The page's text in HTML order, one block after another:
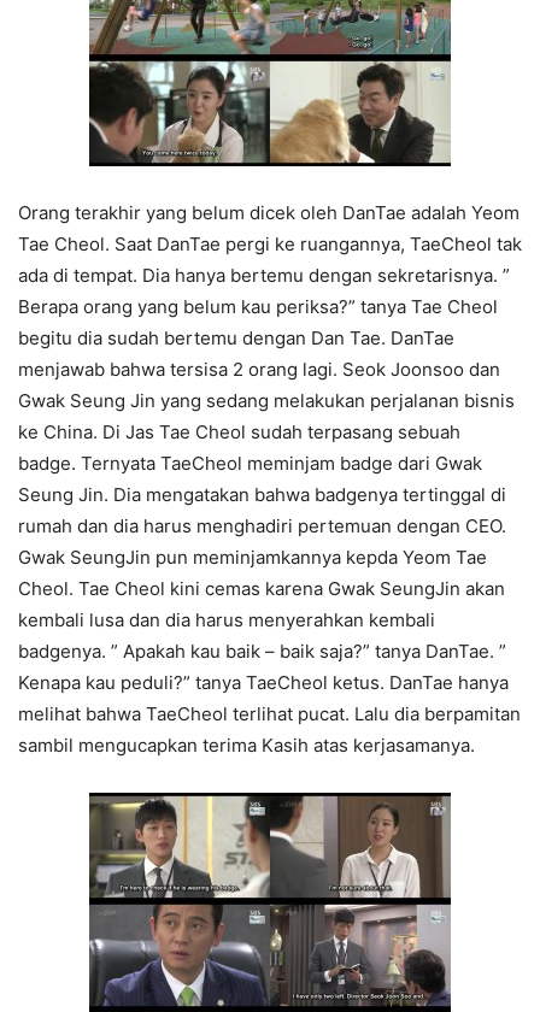
Orang terakhir yang belum dicek oleh DanTae adalah Yeom
Tae Cheol. Saat DanTae pergi ke ruangannya, TaeCheol tak
ada di tempat. Dia hanya bertemu dengan sekretarisnya. ”
Berapa orang yang belum kau periksa?” tanya Tae Cheol
begitu dia sudah bertemu dengan Dan Tae. DanTae
menjawab bahwa tersisa 2 orang lagi. Seok Joonsoo dan
Gwak Seung Jin yang sedang melakukan perjalanan bisnis
ke China. Di Jas Tae Cheol sudah terpasang sebuah
badge. Ternyata TaeCheol meminjam badge dari Gwak
Seung Jin. Dia mengatakan bahwa badgenya tertinggal di
rumah dan dia harus menghadiri pertemuan dengan CEO.
Gwak SeungJin pun meminjamkannya kepda Yeom Tae
Cheol. Tae Cheol kini cemas karena Gwak SeungJin akan
kembali lusa dan dia harus menyerahkan kembali
badgenya. ” Apakah kau baik – baik saja?” tanya DanTae. ”
Kenapa kau peduli?” tanya TaeCheol ketus. DanTae hanya
melihat bahwa TaeCheol terlihat pucat. Lalu dia berpamitan
sambil mengucapkan terima Kasih atas kerjasamanya.